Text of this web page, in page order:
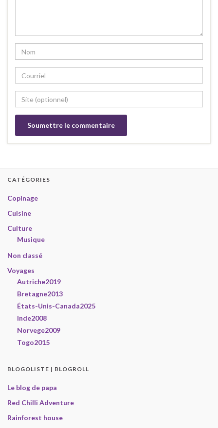
CATÉGORIES
Copinage
Cuisine
Culture
Musique
Non classé
Voyages
Autriche2019
Bretagne2013
États-Unis-Canada2025
Inde2008
Norvege2009
Togo2015
BLOGOLISTE | BLOGROLL
Le blog de papa
Red Chilli Adventure
Rainforest house